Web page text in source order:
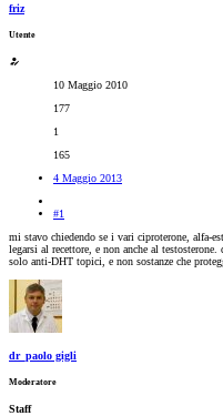
friz
Utente
10 Maggio 2010
177
1
165
4 Maggio 2013
#1
mi stavo chiedendo se i vari ciproterone, alfa-
legarsi al recettore, e non anche al
solo anti-DHT topici, e non sostanze che
dr_paolo gigli
Moderatore
Staff